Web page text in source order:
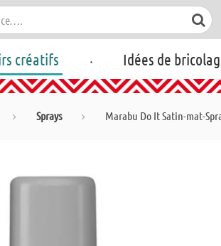
créatifs . Idées de
Sprays Marabu Do It Satin-mat-